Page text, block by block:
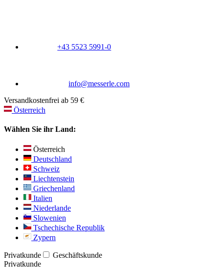
+43 5523 5991-0
info@messerle.com
Versandkostenfrei ab 59 €
Österreich
Wählen Sie ihr Land:
Österreich
Deutschland
Schweiz
Liechtenstein
Griechenland
Italien
Niederlande
Slowenien
Tschechische Republik
Zypern
Privatkunde
Geschäftskunde
Privatkunde